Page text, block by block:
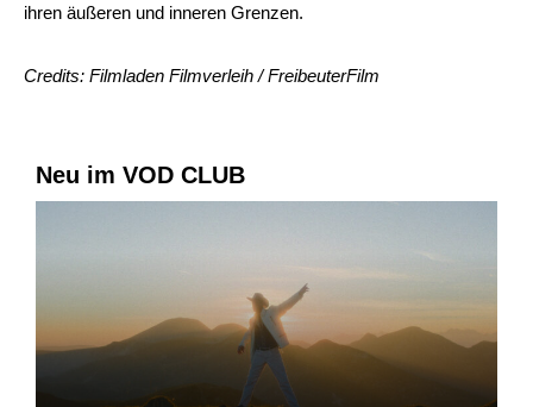
ihren äußeren und inneren Grenzen.
Credits: Filmladen Filmverleih / FreibeuterFilm
Neu im VOD CLUB